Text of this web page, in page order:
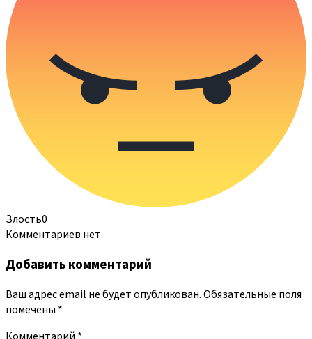
Злость0
Комментариев нет
Добавить комментарий
Ваш адрес email не будет опубликован.Обязательные поля
помечены *